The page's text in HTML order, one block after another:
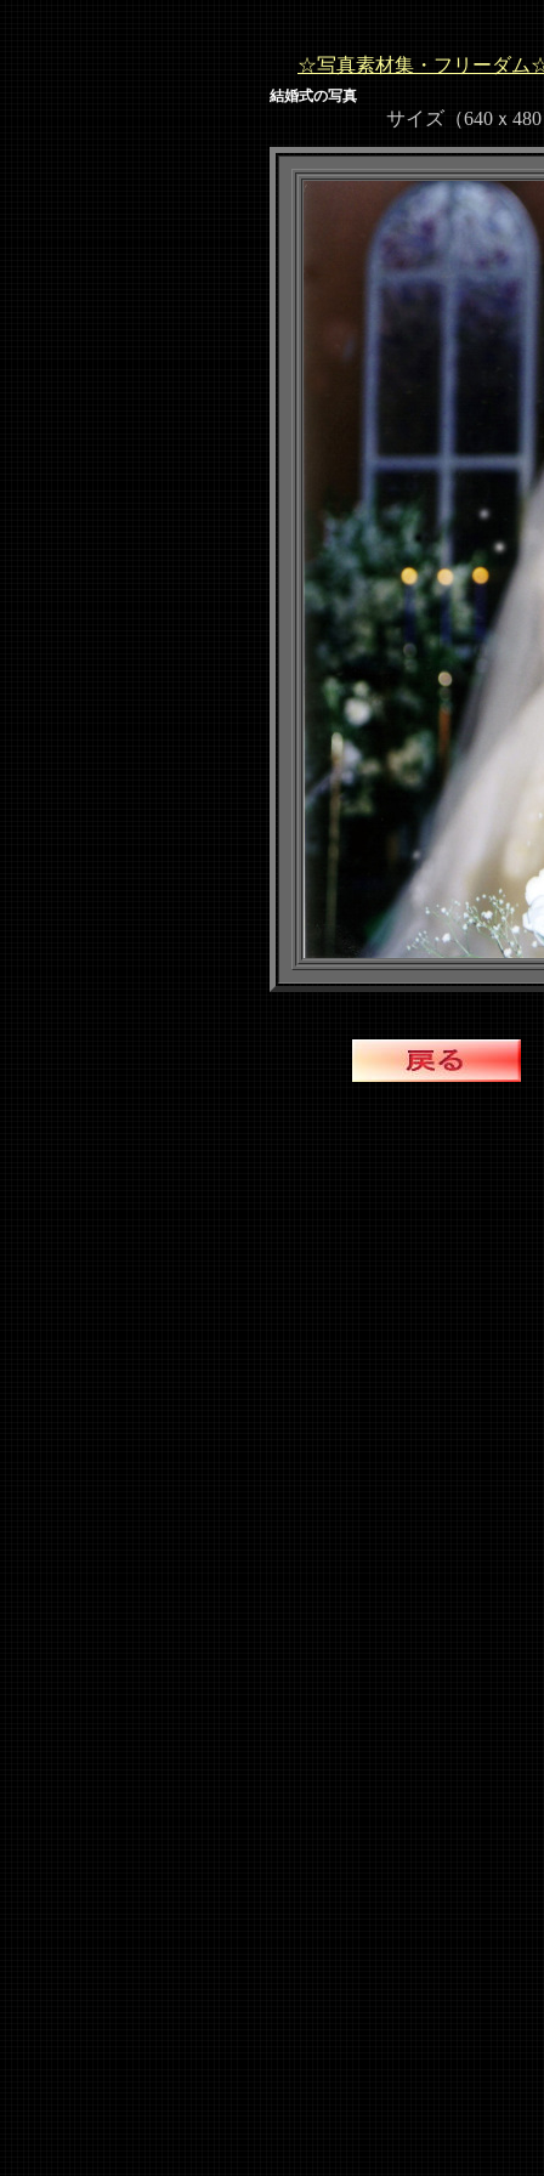
☆写真素材集・フリーダム
結婚式の写真
サイズ（640ｘ480